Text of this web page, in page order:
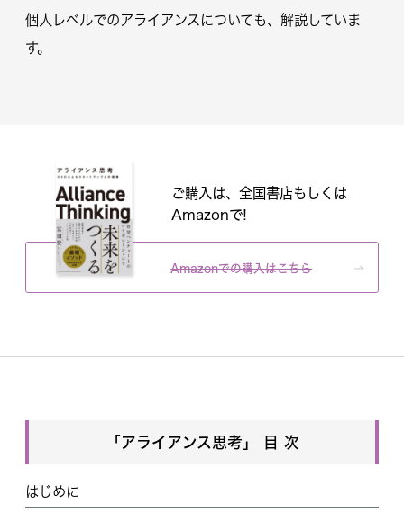
個人レベルでのアライアンスについても、解説していま
す。
ご購入は、全国書店もしくは
Amazonで!
Amazonでの購入はこちら
「アライアンス思考」 目 次
はじめに